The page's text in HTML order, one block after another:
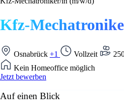
Kfz-
Osnabrück +1 Vollzeit
Kein Homeoffice möglich
Jetzt bewerben
Auf einen Blick